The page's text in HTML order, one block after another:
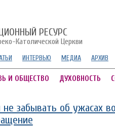
РЕСУРС
Католической Церкви
ИНТЕРВЬЮ МЕДИА АРХИВ
И ОБЩЕСТВО ДУХОВНОСТЬ
забывать об ужасах